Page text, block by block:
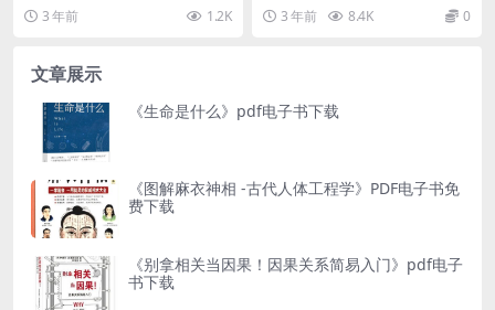
载介绍 书名：张三丰全集 作者：
[清]李西月 ...
3 年前 1.2K
全》PDF免费下载介绍 内容简介
《...3 年前 8.4K 0
文章展示
《生命是什么》pdf电子书下载
《图解麻衣神相 -古代人体工程学》PDF电子书免
费下载
《别拿相关当因果！因果关系简易入门》pdf电子
书下载